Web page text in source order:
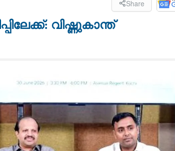
Share
വിഷ്ണുകാന്ത്